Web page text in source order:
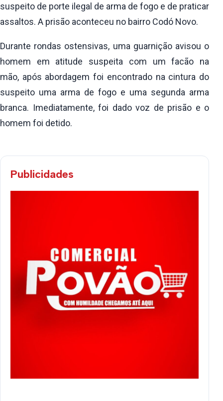
suspeito de porte ilegal de arma de fogo e de praticar
assaltos. A prisão aconteceu no bairro Codó Novo.
Durante rondas ostensivas, uma guarnição avisou o
homem em atitude suspeita com um facão na
mão, após abordagem foi encontrado na cintura do
suspeito uma arma de fogo e uma segunda arma
branca. Imediatamente, foi dado voz de prisão e o
homem foi detido.
Publicidades